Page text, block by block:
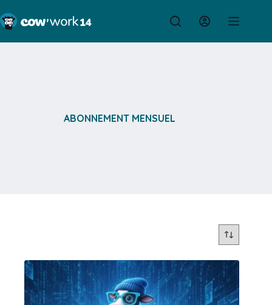
au
contenu
ABONNEMENT MENSUEL